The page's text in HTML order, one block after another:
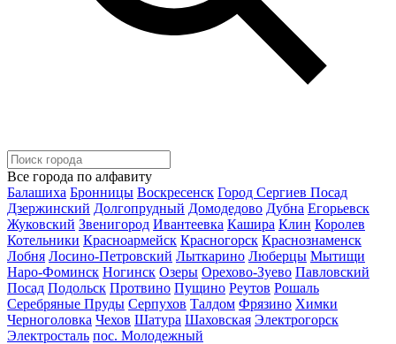
Все города по алфавиту
Балашиха Бронницы Воскресенск Город Сергиев Посад
Дзержинский Долгопрудный Домодедово Дубна Егорьевск
Жуковский Звенигород Ивантеевка Кашира Клин Королев
Котельники Красноармейск Красногорск Краснознаменск
Лобня Лосино-Петровский Лыткарино Люберцы Мытищи
Наро-Фоминск Ногинск Озеры Орехово-Зуево Павловский
Посад Подольск Протвино Пущино Реутов Рошаль
Серебряные Пруды Серпухов Талдом Фрязино Химки
Черноголовка Чехов Шатура Шаховская Электрогорск
Электросталь пос. Молодежный